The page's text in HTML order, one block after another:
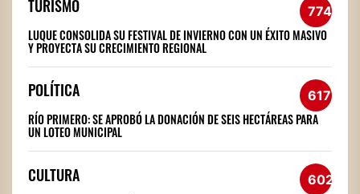
TURISMO 774
LUQUE CONSOLIDA SU FESTIVAL DE INVIERNO CON UN ÉXITO MASIVO
Y PROYECTA SU CRECIMIENTO REGIONAL
POLÍTICA 617
RÍO PRIMERO: SE APROBÓ LA DONACIÓN DE SEIS HECTÁREAS PARA
UN LOTEO MUNICIPAL
CULTURA 602